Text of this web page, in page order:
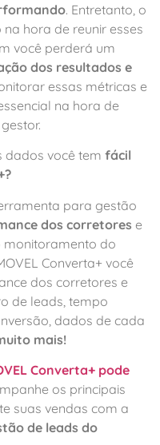
. Entretanto, o
hora de reunir esses
você perderá um
dos resultados e
essas métricas e
na hora de
dados você tem fácil
para gestão
dos corretores e
monitoramento do
Converta+ você
dos corretores e
de leads, tempo
dados de cada
mais!
Converta+ pode
os principais
suas vendas com a
de leads do